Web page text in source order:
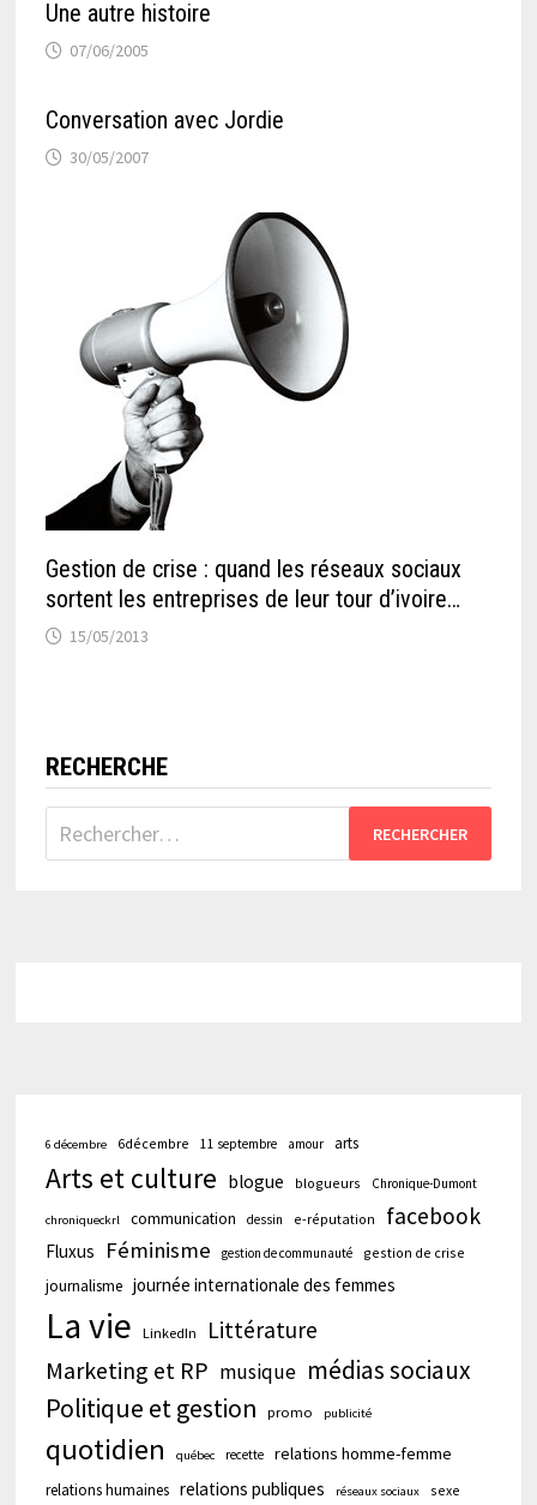
Une autre histoire
07/06/2005
Conversation avec Jordie
30/05/2007
Gestion de crise : quand les réseaux sociaux
sortent les entreprises de leur tour d’ivoire…
15/05/2013
RECHERCHE
Rechercher :
6 décembre 6décembre 11 septembre amour arts
Arts et culture blogue blogueurs Chronique-Dumont
chroniqueckrl communication dessin e-réputation facebook
Fluxus Féminisme gestion de communauté gestion de crise
journalisme journée internationale des femmes
La vie LinkedIn Littérature
Marketing et RP musique médias sociaux
Politique et gestion
promo publicité
quotidien québec recette relations homme-femme
relations humaines relations publiques réseaux sociaux sexe